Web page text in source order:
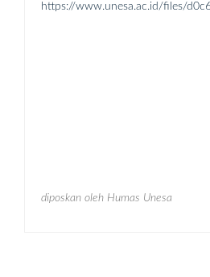
https://www.unesa.ac.id/files/
diposkan oleh Humas Unesa